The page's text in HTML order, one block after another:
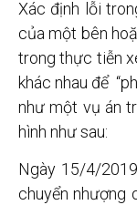
Xác định lỗi
của một bên
trong thực tiễn
khác nhau để
như một vụ án
hình như sau:
Ngày 15/4/
chuyển nhượng